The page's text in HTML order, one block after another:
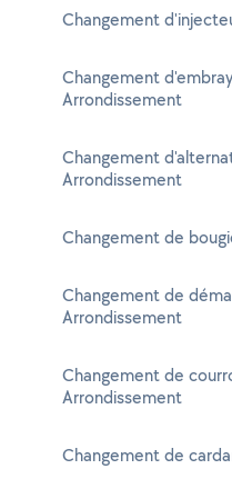
Changement
Changement
Arrondissement
Changement
Arrondissement
Changement de
Changement de
Arrondissement
Changement de
Arrondissement
Changement de